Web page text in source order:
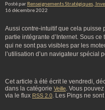
Posté par Renseignements Stratégiques,
16 décembre 2022
Aussi contre-intuitif que cela puisse
partie intégrante d’Internet. Sous
qui ne sont pas visibles par les
l’utilisation d’un navigateur spécial
Cet article à été écrit le vendredi,
dans la catégorie Veille. Vous
via le flux RSS 2.0. Les Pings ne